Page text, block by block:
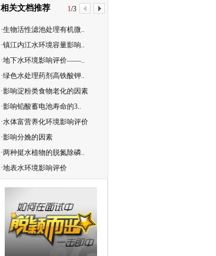
相关文档推荐 1/3
·生物活性滤池处理有机微..
·镇江内江水环境容量影响..
·地下水环境影响评价——..
·绿色水处理药剂高铁酸钾..
·影响淀粉类食物老化的因素
·影响铅酸蓄电池寿命的3..
·水体富营养化环境影响评价
·影响分娩的因素
·两种挺水植物的脱氮除磷..
·地表水环境影响评价